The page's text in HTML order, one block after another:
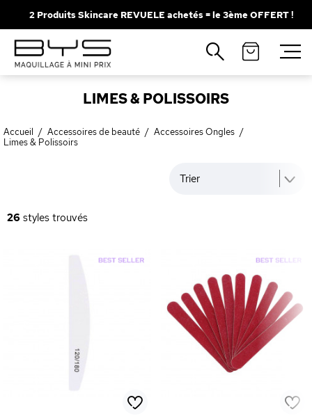
2 Produits Skincare REVUELE achetés = le 3ème OFFERT !
LIMES & POLISSOIRS
Accueil / Accessoires de beauté / Accessoires Ongles /
Limes & Polissoirs
26 styles trouvés
Trier
Fermer
Recherches populaires
Mascara
Palette
Solaire
Brumes